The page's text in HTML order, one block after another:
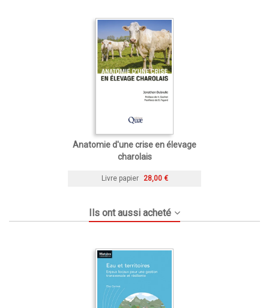
Anatomie d'une crise en élevage
charolais
Livre papier 28,00 €
Ils ont aussi acheté